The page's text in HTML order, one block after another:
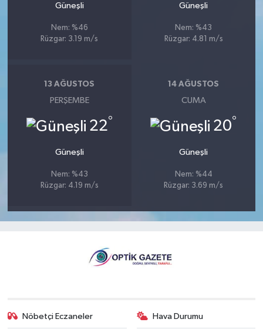
Güneşli
Nem: %46
Rüzgar: 3.19 m/s
Güneşli
Nem: %43
Rüzgar: 4.81 m/s
13 AĞUSTOS
PERŞEMBE
22°
Güneşli
Nem: %43
Rüzgar: 4.19 m/s
14 AĞUSTOS
CUMA
20°
Güneşli
Nem: %44
Rüzgar: 3.69 m/s
Nöbetçi Eczaneler Hava Durumu